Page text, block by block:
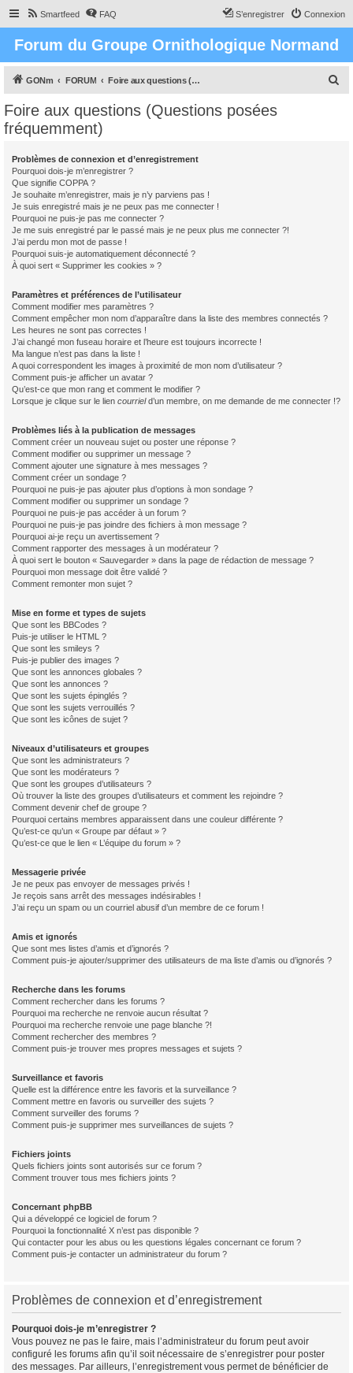
Smartfeed FAQ Connexion
S’enregistrer
Forum du Groupe Ornithologique Normand
GONm FORUM Foire aux questions (Questions posées fréquemment)
Foire aux questions (Questions posées
fréquemment)
Problèmes de connexion et d’enregistrement
Pourquoi dois-je m’enregistrer ?
Que signifie COPPA ?
Je souhaite m’enregistrer, mais je n’y parviens pas !
Je suis enregistré mais je ne peux pas me connecter !
Pourquoi ne puis-je pas me connecter ?
Je me suis enregistré par le passé mais je ne peux plus me connecter ?!
J’ai perdu mon mot de passe !
Pourquoi suis-je automatiquement déconnecté ?
À quoi sert « Supprimer les cookies » ?
Paramètres et préférences de l’utilisateur
Comment modifier mes paramètres ?
Comment empêcher mon nom d’apparaître dans la liste des membres connectés ?
Les heures ne sont pas correctes !
J’ai changé mon fuseau horaire et l’heure est toujours incorrecte !
Ma langue n’est pas dans la liste !
A quoi correspondent les images à proximité de mon nom d’utilisateur ?
Comment puis-je afficher un avatar ?
Qu’est-ce que mon rang et comment le modifier ?
Lorsque je clique sur le lien courrield’un membre, on me demande de me connecter !?
Problèmes liés à la publication de messages
Comment créer un nouveau sujet ou poster une réponse ?
Comment modifier ou supprimer un message ?
Comment ajouter une signature à mes messages ?
Comment créer un sondage ?
Pourquoi ne puis-je pas ajouter plus d’options à mon sondage ?
Comment modifier ou supprimer un sondage ?
Pourquoi ne puis-je pas accéder à un forum ?
Pourquoi ne puis-je pas joindre des fichiers à mon message ?
Pourquoi ai-je reçu un avertissement ?
Comment rapporter des messages à un modérateur ?
À quoi sert le bouton « Sauvegarder » dans la page de rédaction de message ?
Pourquoi mon message doit être validé ?
Comment remonter mon sujet ?
Mise en forme et types de sujets
Que sont les BBCodes ?
Puis-je utiliser le HTML ?
Que sont les smileys ?
Puis-je publier des images ?
Que sont les annonces globales ?
Que sont les annonces ?
Que sont les sujets épinglés ?
Que sont les sujets verrouillés ?
Que sont les icônes de sujet ?
Niveaux d’utilisateurs et groupes
Que sont les administrateurs ?
Que sont les modérateurs ?
Que sont les groupes d’utilisateurs ?
Où trouver la liste des groupes d’utilisateurs et comment les rejoindre ?
Comment devenir chef de groupe ?
Pourquoi certains membres apparaissent dans une couleur différente ?
Qu’est-ce qu’un « Groupe par défaut » ?
Qu’est-ce que le lien « L’équipe du forum » ?
Messagerie privée
Je ne peux pas envoyer de messages privés !
Je reçois sans arrêt des messages indésirables !
J’ai reçu un spam ou un courriel abusif d’un membre de ce forum !
Amis et ignorés
Que sont mes listes d’amis et d’ignorés ?
Comment puis-je ajouter/supprimer des utilisateurs de ma liste d’amis ou d’ignorés ?
Recherche dans les forums
Comment rechercher dans les forums ?
Pourquoi ma recherche ne renvoie aucun résultat ?
Pourquoi ma recherche renvoie une page blanche ?!
Comment rechercher des membres ?
Comment puis-je trouver mes propres messages et sujets ?
Surveillance et favoris
Quelle est la différence entre les favoris et la surveillance ?
Comment mettre en favoris ou surveiller des sujets ?
Comment surveiller des forums ?
Comment puis-je supprimer mes surveillances de sujets ?
Fichiers joints
Quels fichiers joints sont autorisés sur ce forum ?
Comment trouver tous mes fichiers joints ?
Concernant phpBB
Qui a développé ce logiciel de forum ?
Pourquoi la fonctionnalité X n’est pas disponible ?
Qui contacter pour les abus ou les questions légales concernant ce forum ?
Comment puis-je contacter un administrateur du forum ?
Problèmes de connexion et d’enregistrement
Pourquoi dois-je m’enregistrer ?
Vous pouvez ne pas le faire, mais l’administrateur du forum peut avoir
configuré les forums afin qu’il soit nécessaire de s’enregistrer pour poster
des messages. Par ailleurs, l’enregistrement vous permet de bénéficier de